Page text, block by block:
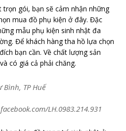
gói, bạn sẽ cảm nhận những
mua đồ phụ kiện ở đây. Đặc
mẫu phụ kiện sinh nhật đa
Để khách hàng tha hồ lựa chọn
bạn cần. Về chất lượng sản
có giá cả phải chăng.
Bình, TP Huế
LH.0983.214.931